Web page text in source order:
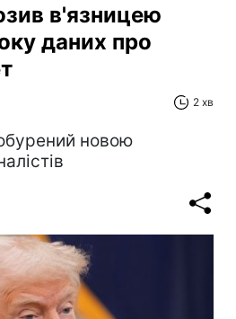
в'язницею
даних про
2 хв
новою